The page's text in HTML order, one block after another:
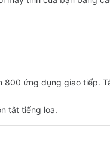
800 ứng dụng giao tiếp.
tắt tiếng loa.